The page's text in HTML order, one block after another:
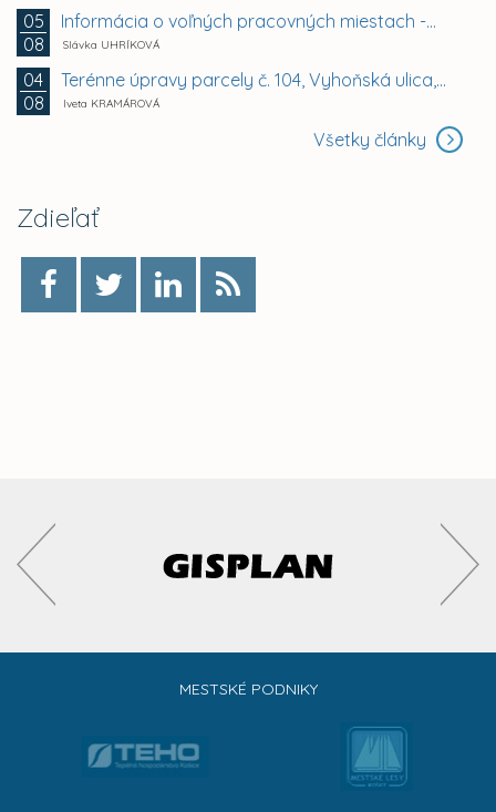
05
08
Informácia o voľných pracovných miestach -...
Slávka UHRÍKOVÁ
04
08
Terénne úpravy parcely č. 104, Vyhoňská ulica,...
Iveta KRAMÁROVÁ
Všetky články
Zdieľať
MESTSKÉ PODNIKY